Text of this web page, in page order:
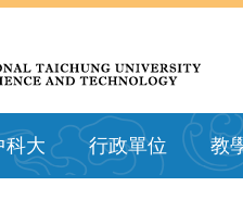
科大 行政單位 教